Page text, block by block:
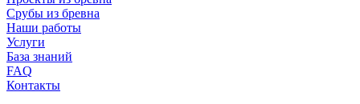
Срубы из бревна
Наши работы
Услуги
База знаний
FAQ
Контакты